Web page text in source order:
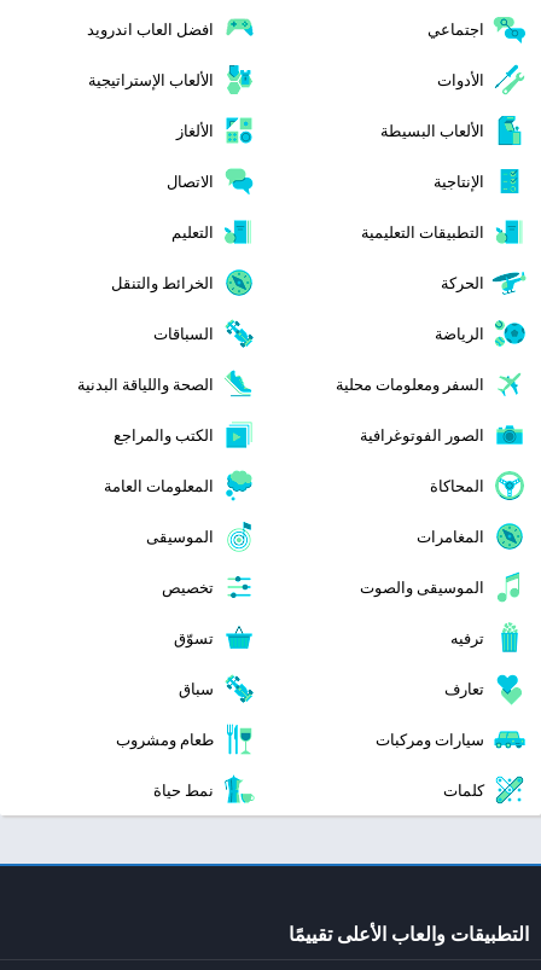
اجتماعي افضل العاب اندرويد
الأدوات الألعاب الإستراتيجية
الألعاب البسيطة الألغاز
الإنتاجية الاتصال
التطبيقات التعليمية التعليم
الحركة الخرائط والتنقل
الرياضة السباقات
السفر ومعلومات محلية الصحة واللياقة البدنية
الصور الفوتوغرافية الكتب والمراجع
المحاكاة المعلومات العامة
المغامرات الموسيقى
الموسيقى والصوت تخصيص
ترفيه تسوّق
تعارف سباق
سيارات ومركبات طعام ومشروب
كلمات نمط حياة
التطبيقات والعاب الأعلى تقييمًا